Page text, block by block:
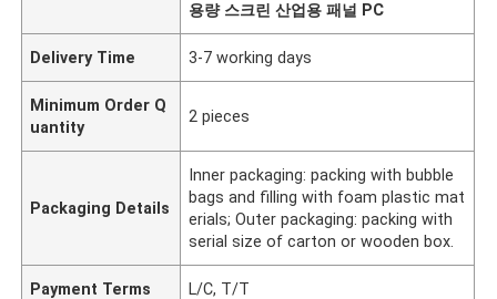
용량 스크린 산업용 패널 PC
Delivery Time 3-7 working days
Minimum Order Q
uantity
2 pieces
Packaging Details
Inner packaging: packing with bubble
bags and filling with foam plastic mat
erials; Outer packaging: packing with
serial size of carton or wooden box.
Payment Terms L/C, T/T